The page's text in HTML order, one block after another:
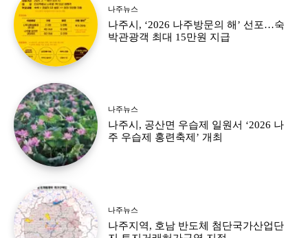
나주뉴스
나주시, ‘2026 나주방문의 해’ 선포…숙
박관광객 최대 15만원 지급
나주뉴스
나주시, 공산면 우습제 일원서 ‘2026 나
주 우습제 홍련축제’ 개최
나주뉴스
나주지역, 호남 반도체 첨단국가산업단